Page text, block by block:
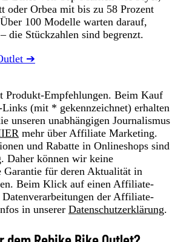
oder Orbea mit bis zu 58 Prozent
100 Modelle warten darauf,
die Stückzahlen sind begrenzt.
➔
Produkt-Empfehlungen. Beim Kauf
(mit * gekennzeichnet) erhalten
unseren unabhängigen Journalismus
mehr über Affiliate Marketing.
und Rabatte in Onlineshops sind
Daher können wir keine
Garantie für deren Aktualität in
Beim Klick auf einen Affiliate-
der Affiliate-
in unserer Datenschutzerklärung.